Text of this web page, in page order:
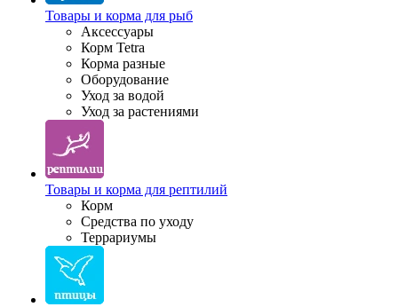
Товары и корма для рыб
Аксессуары
Корм Tetra
Корма разные
Оборудование
Уход за водой
Уход за растениями
Товары и корма для рептилий
Корм
Средства по уходу
Террариумы